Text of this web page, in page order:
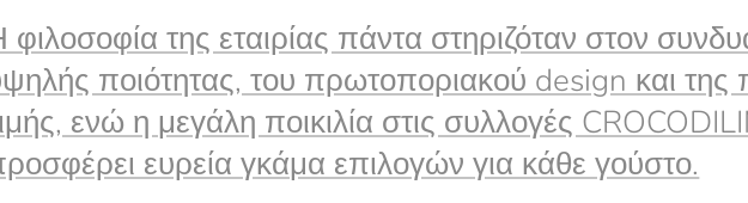
φιλοσοφία της εταιρίας πάντα στηριζόταν στον
ποιότητας, του πρωτοποριακού design και της
ενώ η μεγάλη ποικιλία στις συλλογές
ευρεία γκάμα επιλογών για κάθε γούστο.